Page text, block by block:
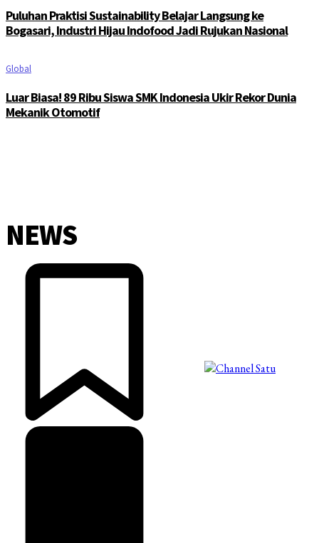
Puluhan Praktisi Sustainability Belajar Langsung ke
Bogasari, Industri Hijau Indofood Jadi Rujukan Nasional
Global
Luar Biasa! 89 Ribu Siswa SMK Indonesia Ukir Rekor Dunia
Mekanik Otomotif
NEWS